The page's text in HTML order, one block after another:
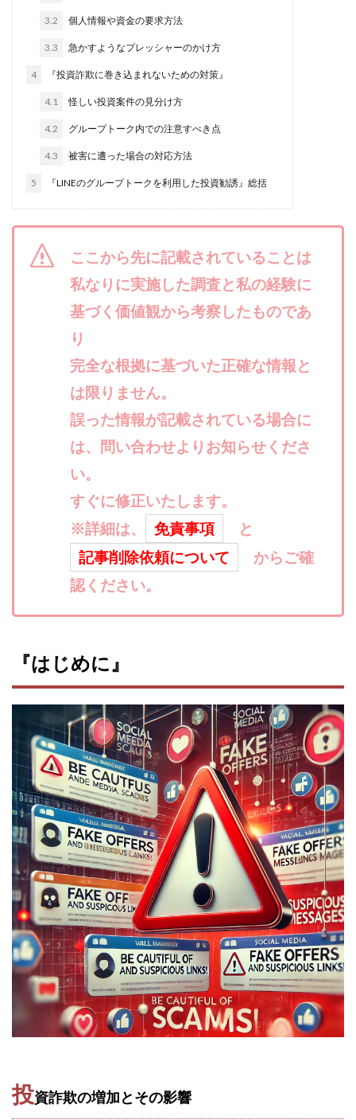
3.2 個人情報や資金の要求方法
3.3 急かすようなプレッシャーのかけ方
4 『投資詐欺に巻き込まれないための対策』
4.1 怪しい投資案件の見分け方
4.2 グループトーク内での注意すべき点
4.3 被害に遭った場合の対応方法
5 『LINEのグループトークを利用した投資勧誘』総括
ここから先に記載されていることは
私なりに実施した調査と私の経験に
基づく価値観から考察したものであ
り
完全な根拠に基づいた正確な情報と
は限りません。
誤った情報が記載されている場合に
は、問い合わせよりお知らせくださ
い。
すぐに修正いたします。
※詳細は、
免責事項
と
記事削除依頼について
からご確
認ください。
『はじめに』
投資詐欺の増加とその影響
合同会社センス
合同会社チルダワーク
吉江 佑弥
和佐大輔 唐莉萍
在宅のんびリッチ
坂井彰吾
安達健太郎
我有洋哉 川崎 渉
山形直樹
山本拓弥(チョゴリ)
山本耕而
岡崎 健二
岡村貴弘
岡田芳弘 島田隆則
嵯峨翔太郎
川原 充将
川口 真子 川端 健太
山崎友也
川端理恵
工藤 総一郎 工藤総一郎
市川 翔平
市川彩子
布施春輝 平野千春
後藤健二
山崎隆
宮地乙十葉
宮本将 宮林 慶次
宮田裕司
富岡 伸成
富樫美月
寺澤英明
将軍 小川 和人
小林 実
山口英樹
小林よしのり 小林尚美
小林正人
小林雄樹
少額資金で激安不動産投資
尾崎圭司
山之内リアルエステート株式会社
山口孝志
株式会社STAGE
株式会社STS
合同会社アース
自分の選んだ写真が収益に!!
稲川博紀
空いた時間で高齢者でも稼げる
競馬でカンタン副業 運営事務局
竹井佑介
竹原芳美
織田慶
臼井穂乃果
舟引佑太
荒木剛志 菅原将悟
華山奈緒子
落合琢哉
葉月らな 藏野 雄哉
藤原飛鳥
藤咲優
藤堂 成一 藤堂健一
秘密のテキスト
秋葉 卓也
藤田 陸 畑岡宏光
田中
田中 拓哉
田中 旭 田中圭
田中康裕
田中武志
田中絵美 田島俊明
甲斐雅人
町田 信義
白川さやか 福林みずき
益井雅
相川奈津妃
相川浩介 相葉はるか
真中 翔
石井泰裕
石塚 憲史 石山 昌志
石川聡彦
確定申告
神威(KAMUI) 藤沢琴音
西勇輝
王 義虎
高橋 秀明 革命毎日3万円!
須藤一寿
風間けいご
馬場和義 駒形 哲治
高坂 隆
高柳 卓馬
高柳大輔 高橋 伸行
高橋 守美
高橋優作
長谷川博 高橋優里
高橋悟
高橋拓真
高橋良彰 高橋菜々美
髙野丈
黒田勉
齊藤大地 阿部 亮平